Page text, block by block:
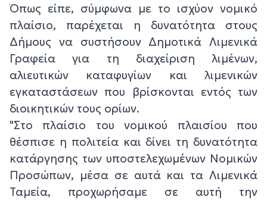
Όπως είπε, σύμφωνα με το ισχύον νομικό
πλαίσιο, παρέχεται η δυνατότητα στους
Δήμους να συστήσουν Δημοτικά Λιμενικά
Γραφεία για τη διαχείριση λιμένων,
αλιευτικών καταφυγίων και λιμενικών
εγκαταστάσεων που βρίσκονται εντός των
διοικητικών τους ορίων.
"Στο πλαίσιο του νομικού πλαισίου που
θέσπισε η πολιτεία και δίνει τη δυνατότητα
κατάργησης των υποστελεχωμένων Νομικών
Προσώπων, μέσα σε αυτά και τα Λιμενικά
Ταμεία, προχωρήσαμε σε αυτή την